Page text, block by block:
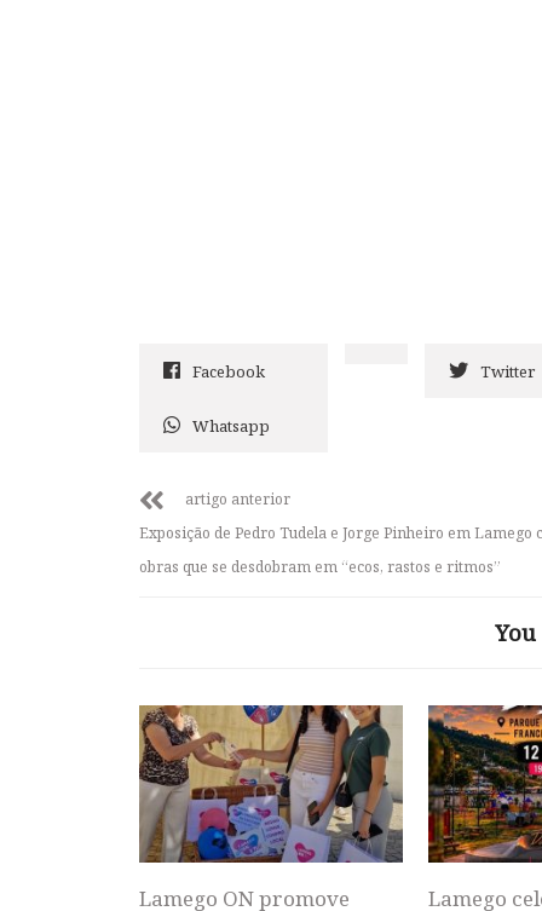
Facebook Twitter
Whatsapp
artigo anterior
Exposição de Pedro Tudela e Jorge Pinheiro em Lamego
obras que se desdobram em “ecos, rastos e ritmos”
Lamego ON promove Lamego